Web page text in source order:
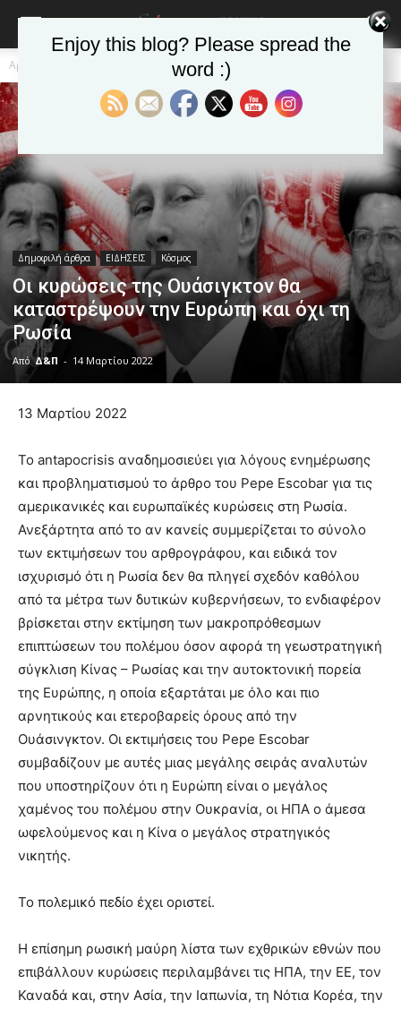
Αρχική
Δημοφιλή άρθρα ΕΙΔΗΣΕΙΣ Κόσμος
Οι κυρώσεις της Ουάσιγκτον θα
καταστρέψουν την Ευρώπη και όχι τη
Ρωσία
Από Δ&Π - 14 Μαρτίου 2022
lesbians
cam
show.desi
xxx
brandi
teaches
you
the
meaning
pain.
pornhun
porn
13 Μαρτίου 2022
Το antapocrisis αναδημοσιεύει για λόγους ενημέρωσης
και προβληματισμού το άρθρο του Pepe Escobar για τις
αμερικανικές και ευρωπαϊκές κυρώσεις στη Ρωσία.
Ανεξάρτητα από το αν κανείς συμμερίζεται το σύνολο
των εκτιμήσεων του αρθρογράφου, και ειδικά τον
ισχυρισμό ότι η Ρωσία δεν θα πληγεί σχεδόν καθόλου
από τα μέτρα των δυτικών κυβερνήσεων, το ενδιαφέρον
βρίσκεται στην εκτίμηση των μακροπρόθεσμων
επιπτώσεων του πολέμου όσον αφορά τη γεωστρατηγική
σύγκλιση Κίνας – Ρωσίας και την αυτοκτονική πορεία
της Ευρώπης, η οποία εξαρτάται με όλο και πιο
αρνητικούς και ετεροβαρείς όρους από την
Ουάσινγκτον. Οι εκτιμήσεις του Pepe Escobar
συμβαδίζουν με αυτές μιας μεγάλης σειράς αναλυτών
που υποστηρίζουν ότι η Ευρώπη είναι ο μεγάλος
χαμένος του πολέμου στην Ουκρανία, οι ΗΠΑ ο άμεσα
ωφελούμενος και η Κίνα ο μεγάλος στρατηγικός
νικητής.
Το πολεμικό πεδίο έχει οριστεί.
Η επίσημη ρωσική μαύρη λίστα των εχθρικών εθνών που
επιβάλλουν κυρώσεις περιλαμβάνει τις ΗΠΑ, την ΕΕ, τον
Καναδά και, στην Ασία, την Ιαπωνία, τη Νότια Κορέα, την
Enjoy this blog? Please spread the
word :)